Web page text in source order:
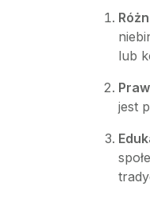
lub
jest